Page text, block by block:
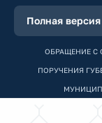
Полная версия
ОБРАЩЕНИЕ С
ПОРУЧЕНИЯ